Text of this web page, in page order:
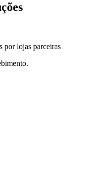
por lojas parceiras